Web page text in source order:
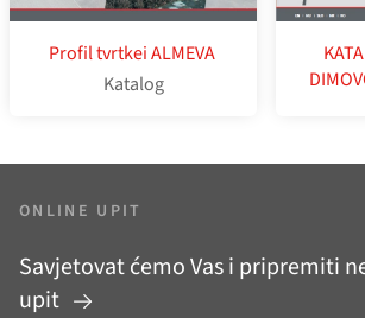
Profil tvrtkei ALMEVA
Katalog
ONLINE UPIT
Savjetovat ćemo Vas i pripremiti
upit